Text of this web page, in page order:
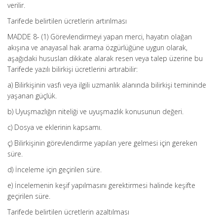
verilir.
Tarifede belirtilen ücretlerin artırılması
MADDE 8- (1) Görevlendirmeyi yapan merci, hayatın olağan
akışına ve anayasal hak arama özgürlüğüne uygun olarak,
aşağıdaki hususları dikkate alarak resen veya talep üzerine bu
Tarifede yazılı bilirkişi ücretlerini artırabilir:
a) Bilirkişinin vasfı veya ilgili uzmanlık alanında bilirkişi temininde
yaşanan güçlük.
b) Uyuşmazlığın niteliği ve uyuşmazlık konusunun değeri.
c) Dosya ve eklerinin kapsamı.
ç) Bilirkişinin görevlendirme yapılan yere gelmesi için gereken
süre.
d) İnceleme için geçirilen süre.
e) İncelemenin keşif yapılmasını gerektirmesi halinde keşifte
geçirilen süre.
Tarifede belirtilen ücretlerin azaltılması